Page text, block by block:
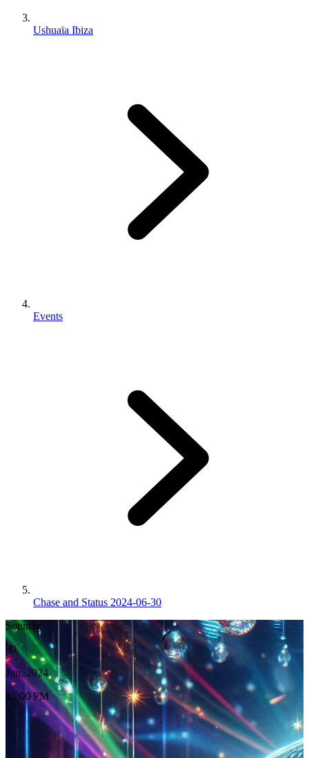
Ushuaïa Ibiza
Events
Chase and Status 2024-06-30
Sonntag
30.
Jun, 2024
15:00 PM